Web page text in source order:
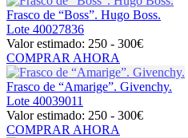
Frasco de “Boss”. Hugo Boss.
Lote 40027836
Valor estimado: 250 - 300€
COMPRAR AHORA
Frasco de “Amarige”. Givenchy.
Lote 40039011
Valor estimado: 250 - 300€
COMPRAR AHORA